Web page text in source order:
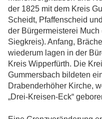
der 1825 mit dem Kreis
Scheidt, Pfaffenscheid
der Bürgermeisterei
Siegkreis). Anfang,
wiederum lagen in der
Kreis Wipperfürth. Die
Gummersbach bildeten
Drabenderhöher Kirche,
„Drei-Kreisen-Eck“